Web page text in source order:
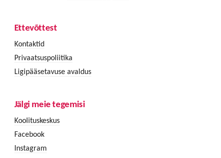
Ettevõttest
Kontaktid
Privaatsuspoliitika
Ligipääsetavuse avaldus
Jälgi meie tegemisi
Koolituskeskus
Facebook
Instagram